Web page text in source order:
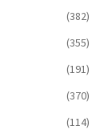
(382)
(355)
(191)
(370)
(114)